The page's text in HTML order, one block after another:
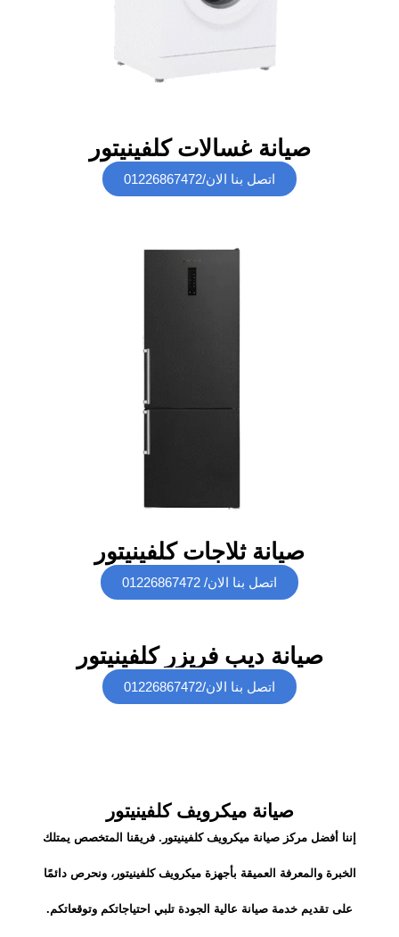
صيانة غسالات كلفينيتور
اتصل بنا الان/01226867472
صيانة ثلاجات كلفينيتور
اتصل بنا الان/ 01226867472
صيانة ديب فريزر كلفينيتور
اتصل بنا الان/01226867472
صيانة ميكرويف كلفينيتور
إننا أفضل مركز صيانة ميكرويف كلفينيتور. فريقنا المتخصص يمتلك
الخبرة والمعرفة العميقة بأجهزة ميكرويف كلفينيتور، ونحرص دائمًا
على تقديم خدمة صيانة عالية الجودة تلبي احتياجاتكم وتوقعاتكم.